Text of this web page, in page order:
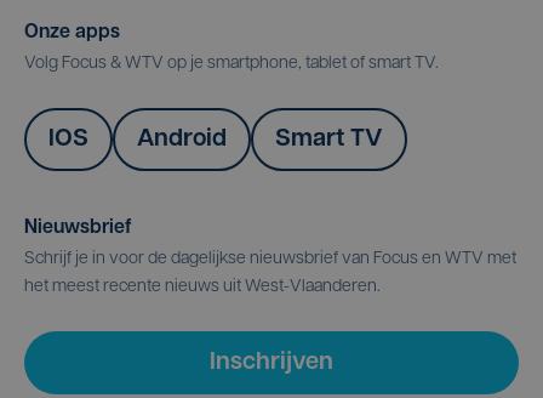
Onze apps
Volg Focus & WTV op je smartphone, tablet of smart TV.
IOS Android Smart TV
Nieuwsbrief
Schrijf je in voor de dagelijkse nieuwsbrief van Focus en WTV met
het meest recente nieuws uit West-Vlaanderen.
Inschrijven